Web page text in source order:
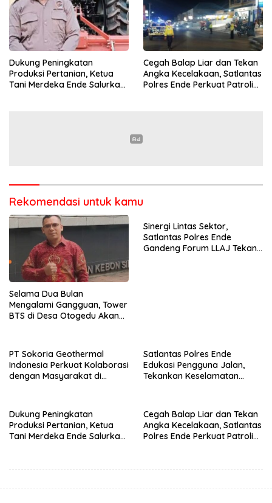
Dukung Peningkatan
Produksi Pertanian, Ketua
Tani Merdeka Ende Salurkan
Cegah Balap Liar dan Tekan
Angka Kecelakaan, Satlantas
Polres Ende Perkuat Patroli
Rekomendasi untuk kamu
Selama Dua Bulan
Mengalami Gangguan, Tower
BTS di Desa Otogedu Akan
Sinergi Lintas Sektor,
Satlantas Polres Ende
Gandeng Forum LLAJ Tekan
PT Sokoria Geothermal
Indonesia Perkuat Kolaborasi
dengan Masyarakat di
Satlantas Polres Ende
Edukasi Pengguna Jalan,
Tekankan Keselamatan
Dukung Peningkatan
Produksi Pertanian, Ketua
Tani Merdeka Ende Salurkan
Cegah Balap Liar dan Tekan
Angka Kecelakaan, Satlantas
Polres Ende Perkuat Patroli